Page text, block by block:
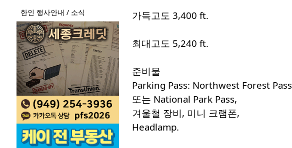
한인 행사안내 / 소식
가득고도 3,400 ft.
최대고도 5,240 ft.
준비물
Parking Pass: Northwest Forest Pass
또는 National Park Pass,
겨울철 장비, 미니 크램폰,
Headlamp.